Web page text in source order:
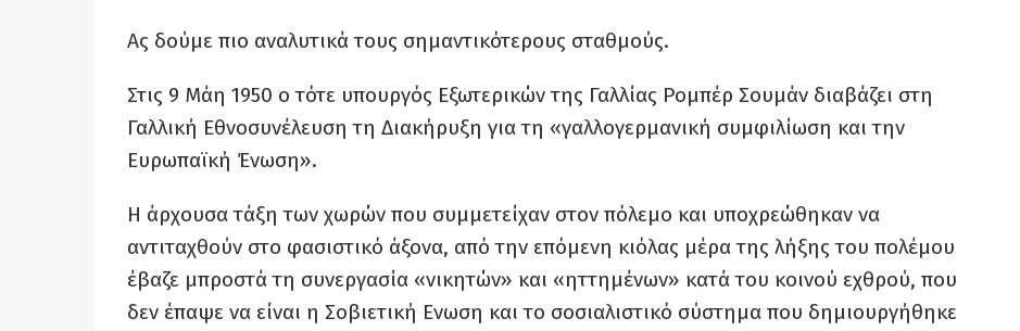
Ας δούμε πιο αναλυτικά τους σημαντικότερους σταθμούς.
Στις 9 Μάη 1950 ο τότε υπουργός Εξωτερικών της Γαλλίας Ρομπέρ Σουμάν διαβάζει στη
Γαλλική Εθνοσυνέλευση τη Διακήρυξη για τη «γαλλογερμανική συμφιλίωση και την
Ευρωπαϊκή Ένωση».
Η άρχουσα τάξη των χωρών που συμμετείχαν στον πόλεμο και υποχρεώθηκαν να
αντιταχθούν στο φασιστικό άξονα, από την επόμενη κιόλας μέρα της λήξης του πολέμου
έβαζε μπροστά τη συνεργασία «νικητών» και «ηττημένων» κατά του κοινού εχθρού, που
δεν έπαψε να είναι η Σοβιετική Ενωση και το σοσιαλιστικό σύστημα που δημιουργήθηκε